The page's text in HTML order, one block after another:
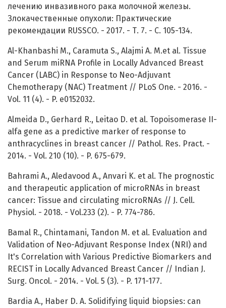
лечению инвазивного рака молочной железы.
Злокачественные опухоли: Практические
рекомендации RUSSCO. - 2017. - Т. 7. - С. 105-134.
Al-Khanbashi M., Caramuta S., Alajmi A. M.et al. Tissue
and Serum miRNA Profile in Locally Advanced Breast
Cancer (LABC) in Response to Neo-Adjuvant
Chemotherapy (NAC) Treatment // PLoS One. - 2016. -
Vol. 11 (4). - P. e0152032.
Almeida D., Gerhard R., Leitao D. et al. Topoisomerase II-
alfa gene as a predictive marker of response to
anthracyclines in breast cancer // Pathol. Res. Pract. -
2014. - Vol. 210 (10). - P. 675-679.
Bahrami A., Aledavood A., Anvari K. et al. The prognostic
and therapeutic application of microRNAs in breast
cancer: Tissue and circulating microRNAs // J. Cell.
Physiol. - 2018. - Vol.233 (2). - P. 774-786.
Bamal R., Chintamani, Tandon M. et al. Evaluation and
Validation of Neo-Adjuvant Response Index (NRI) and
It's Correlation with Various Predictive Biomarkers and
RECIST in Locally Advanced Breast Cancer // Indian J.
Surg. Oncol. - 2014. - Vol. 5 (3). - P. 171-177.
Bardia A., Haber D. A. Solidifying liquid biopsies: can